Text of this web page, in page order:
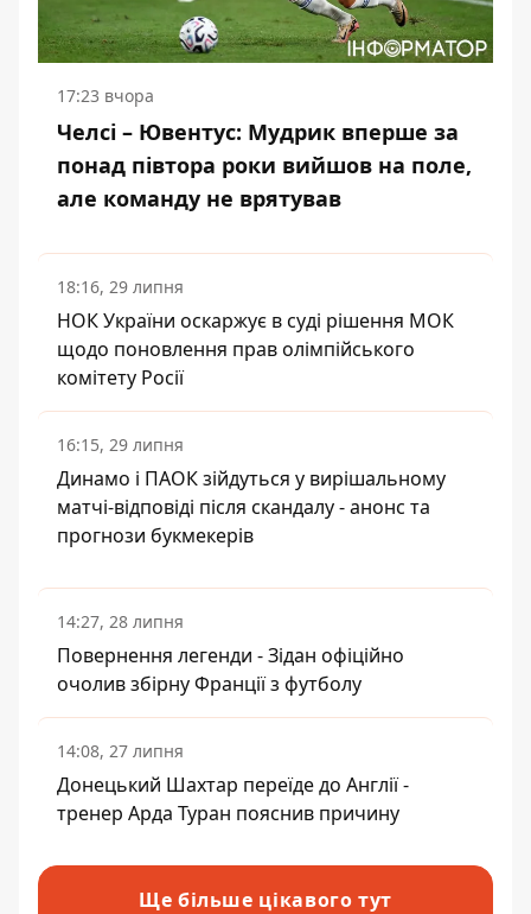
17:23 вчора
Челсі – Ювентус: Мудрик вперше за
понад півтора роки вийшов на поле,
але команду не врятував
18:16, 29 липня
НОК України оскаржує в суді рішення МОК
щодо поновлення прав олімпійського
комітету Росії
16:15, 29 липня
Динамо і ПАОК зійдуться у вирішальному
матчі-відповіді після скандалу - анонс та
прогнози букмекерів
14:27, 28 липня
Повернення легенди - Зідан офіційно
очолив збірну Франції з футболу
14:08, 27 липня
Донецький Шахтар переїде до Англії -
тренер Арда Туран пояснив причину
Ще більше цікавого тут